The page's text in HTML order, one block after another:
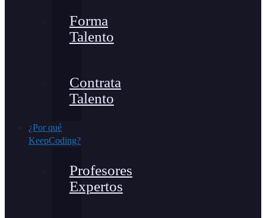
Forma
Talento
Contrata
Talento
¿Por qué
KeepCoding?
Profesores
Expertos